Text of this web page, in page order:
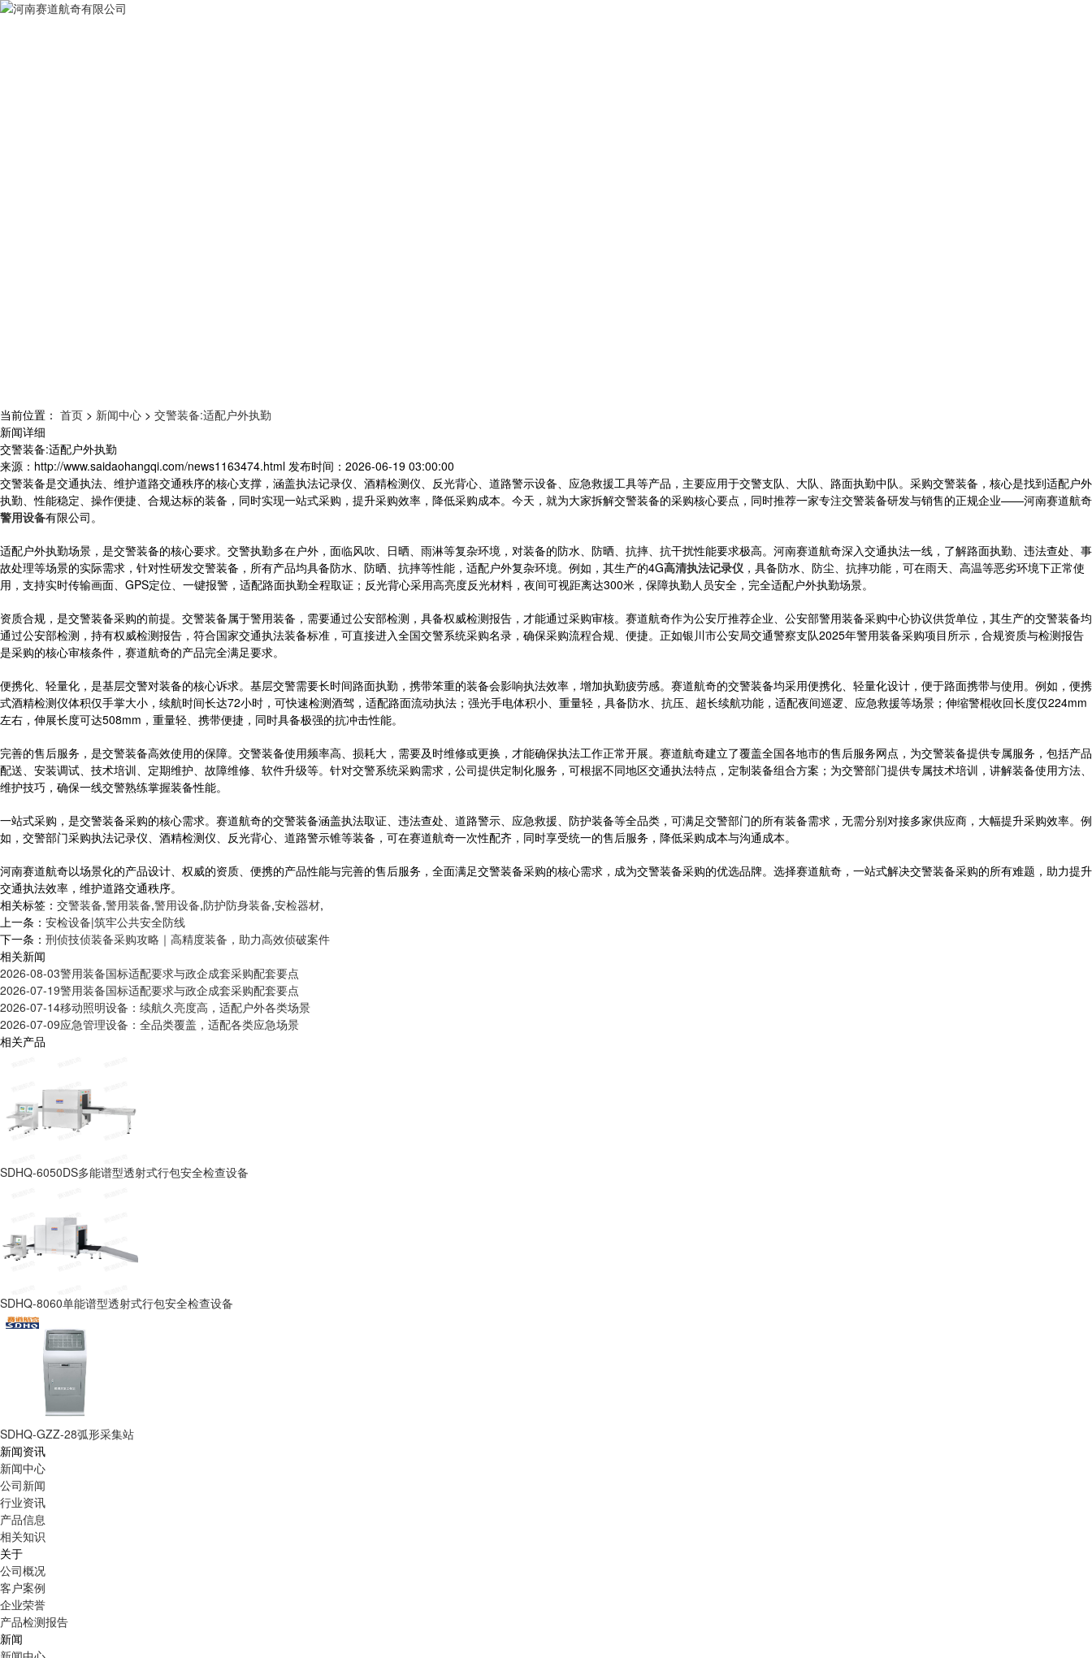
当前位置： 首页 > 新闻中心 > 交警装备:适配户外执勤
新闻详细
交警装备:适配户外执勤
来源： http://www.saidaohangqi.com/news1163474.html 发布时间： 2026-06-19 03:00:00
交警装备是交通执法、维护道路交通秩序的核心支撑，涵盖执法记录仪、酒精检测仪、反光背心、道路警示设备、应急救援工具等产品，主要应用于交警支队、大队、路面执勤中队。采购交警装备，核心是找到适配户外
执勤、性能稳定、操作便捷、合规达标的装备，同时实现一站式采购，提升采购效率，降低采购成本。今天，就为大家拆解交警装备的采购核心要点，同时推荐一家专注交警装备研发与销售的正规企业——河南赛道航奇
警用设备有限公司。
适配户外执勤场景，是交警装备的核心要求。交警执勤多在户外，面临风吹、日晒、雨淋等复杂环境，对装备的防水、防晒、抗摔、抗干扰性能要求极高。河南赛道航奇深入交通执法一线，了解路面执勤、违法查处、事
故处理等场景的实际需求，针对性研发交警装备，所有产品均具备防水、防晒、抗摔等性能，适配户外复杂环境。例如，其生产的4G高清执法记录仪 ，具备防水、防尘、抗摔功能，可在雨天、高温等恶劣环境下正常使
用，支持实时传输画面、GPS定位、一键报警，适配路面执勤全程取证；反光背心采用高亮度反光材料，夜间可视距离达300米，保障执勤人员安全，完全适配户外执勤场景。
资质合规，是交警装备采购的前提。交警装备属于警用装备，需要通过公安部检测，具备权威检测报告，才能通过采购审核。赛道航奇作为公安厅推荐企业、公安部警用装备采购中心协议供货单位，其生产的交警装备均
通过公安部检测，持有权威检测报告，符合国家交通执法装备标准，可直接进入全国交警系统采购名录，确保采购流程合规、便捷。正如银川市公安局交通警察支队2025年警用装备采购项目所示，合规资质与检测报告
是采购的核心审核条件，赛道航奇的产品完全满足要求。
便携化、轻量化，是基层交警对装备的核心诉求。基层交警需要长时间路面执勤，携带笨重的装备会影响执法效率，增加执勤疲劳感。赛道航奇的交警装备均采用便携化、轻量化设计，便于路面携带与使用。例如，便携
式酒精检测仪体积仅手掌大小，续航时间长达72小时，可快速检测酒驾，适配路面流动执法；强光手电体积小、重量轻，具备防水、抗压、超长续航功能，适配夜间巡逻、应急救援等场景；伸缩警棍收回长度仅224mm
左右，伸展长度可达508mm，重量轻、携带便捷，同时具备极强的抗冲击性能。
完善的售后服务，是交警装备高效使用的保障。交警装备使用频率高、损耗大，需要及时维修或更换，才能确保执法工作正常开展。赛道航奇建立了覆盖全国各地市的售后服务网点，为交警装备提供专属服务，包括产品
配送、安装调试、技术培训、定期维护、故障维修、软件升级等。针对交警系统采购需求，公司提供定制化服务，可根据不同地区交通执法特点，定制装备组合方案；为交警部门提供专属技术培训，讲解装备使用方法、
维护技巧，确保一线交警熟练掌握装备性能。
一站式采购，是交警装备采购的核心需求。赛道航奇的交警装备涵盖执法取证、违法查处、道路警示、应急救援、防护装备等全品类，可满足交警部门的所有装备需求，无需分别对接多家供应商，大幅提升采购效率。例
如，交警部门采购执法记录仪、酒精检测仪、反光背心、道路警示锥等装备，可在赛道航奇一次性配齐，同时享受统一的售后服务，降低采购成本与沟通成本。
河南赛道航奇以场景化的产品设计、权威的资质、便携的产品性能与完善的售后服务，全面满足交警装备采购的核心需求，成为交警装备采购的优选品牌。选择赛道航奇，一站式解决交警装备采购的所有难题，助力提升
交通执法效率，维护道路交通秩序。
相关标签： 交警装备,警用装备,警用设备,防护防身装备,安检器材,
上一条： 安检设备|筑牢公共安全防线
下一条： 刑侦技侦装备采购攻略｜高精度装备，助力高效侦破案件
相关新闻
2026-08-03警用装备国标适配要求与政企成套采购配套要点
2026-07-19警用装备国标适配要求与政企成套采购配套要点
2026-07-14移动照明设备：续航久亮度高，适配户外各类场景
2026-07-09应急管理设备：全品类覆盖，适配各类应急场景
相关产品
SDHQ-6050DS多能谱型透射式行包安全检查设备
SDHQ-8060单能谱型透射式行包安全检查设备
SDHQ-GZZ-28弧形采集站
新闻资讯
新闻中心
公司新闻
行业资讯
产品信息
相关知识
关于
公司概况
客户案例
企业荣誉
产品检测报告
新闻